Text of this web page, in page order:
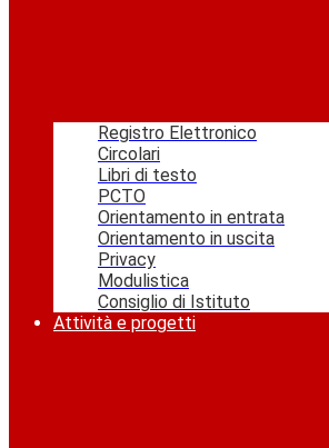
Registro Elettronico
Circolari
Libri di testo
PCTO
Orientamento in entrata
Orientamento in uscita
Privacy
Modulistica
Consiglio di Istituto
Attività e progetti